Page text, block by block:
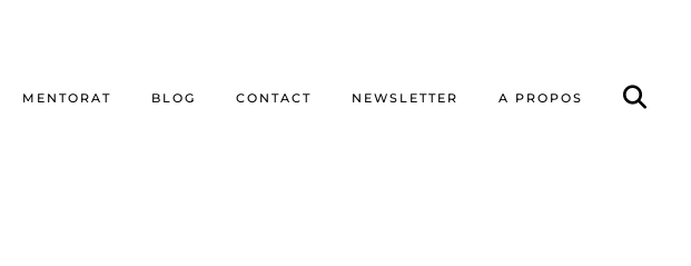
MENTORAT BLOG CONTACT NEWSLETTER A PROPOS